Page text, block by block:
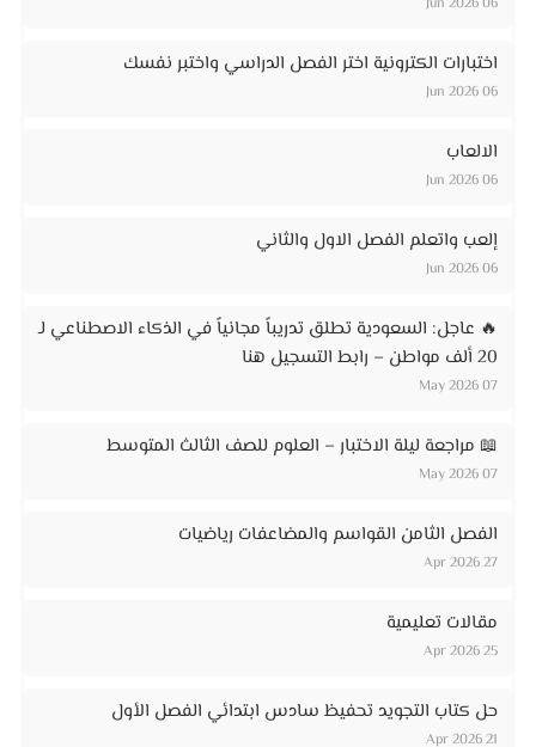
اختبارات الكترونية اختر الفصل الدراسي واختبر نفسك
06 Jun 2026
الالعاب
06 Jun 2026
إلعب واتعلم الفصل الاول والثاني
06 Jun 2026
🔥 عاجل: السعودية تطلق تدريباً مجانياً في الذكاء الاصطناعي لـ
20 ألف مواطن – رابط التسجيل هنا
07 May 2026
📖 مراجعة ليلة الاختبار – العلوم للصف الثالث المتوسط
07 May 2026
الفصل الثامن القواسم والمضاعفات رياضيات
27 Apr 2026
مقالات تعليمية
25 Apr 2026
حل كتاب التجويد تحفيظ سادس ابتدائي الفصل الأول
21 Apr 2026